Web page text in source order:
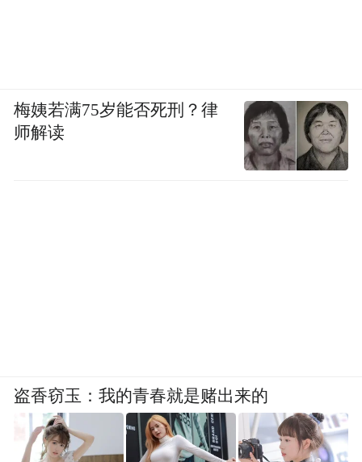
梅姨若满75岁能否死刑？律
师解读
盗香窃玉：我的青春就是赌出来的